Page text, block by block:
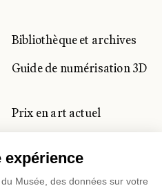
Bibliothèque et archives
Guide de numérisation 3D
Prix en art actuel